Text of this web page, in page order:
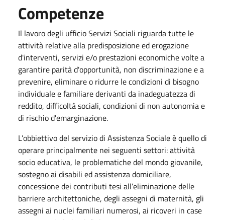
Competenze
Il lavoro degli ufficio Servizi Sociali riguarda tutte le
attività relative alla predisposizione ed erogazione
d'interventi, servizi e/o prestazioni economiche volte a
garantire parità d'opportunità, non discriminazione e a
prevenire, eliminare o ridurre le condizioni di bisogno
individuale e familiare derivanti da inadeguatezza di
reddito, difficoltà sociali, condizioni di non autonomia e
di rischio d'emarginazione.
L’obbiettivo del servizio di Assistenza Sociale è quello di
operare principalmente nei seguenti settori: attività
socio educativa, le problematiche del mondo giovanile,
sostegno ai disabili ed assistenza domiciliare,
concessione dei contributi tesi all’eliminazione delle
barriere architettoniche, degli assegni di maternità, gli
assegni ai nuclei familiari numerosi, ai ricoveri in case